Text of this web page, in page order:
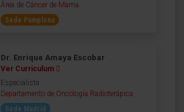
Área de Cáncer de Mama
Sede Pamplona
Dr. Enrique Amaya Escobar
Ver Curriculum
Especialista
Departamento de Oncología Radioterápica
Sede Madrid